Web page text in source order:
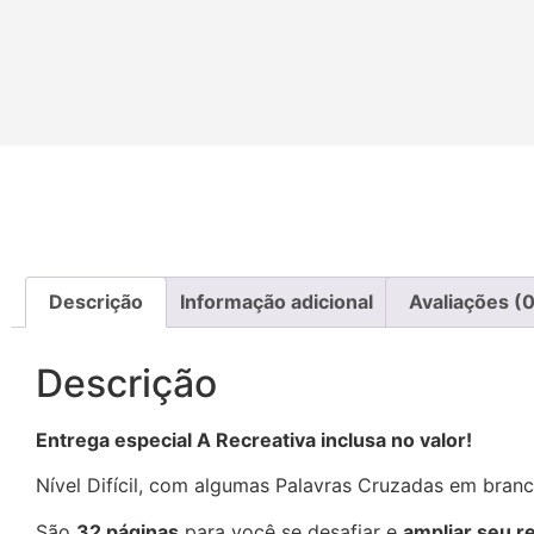
Descrição Informação adicional Avaliações
Descrição
Entrega especial A Recreativa inclusa no valor!
Nível Difícil, com algumas Palavras Cruzadas em